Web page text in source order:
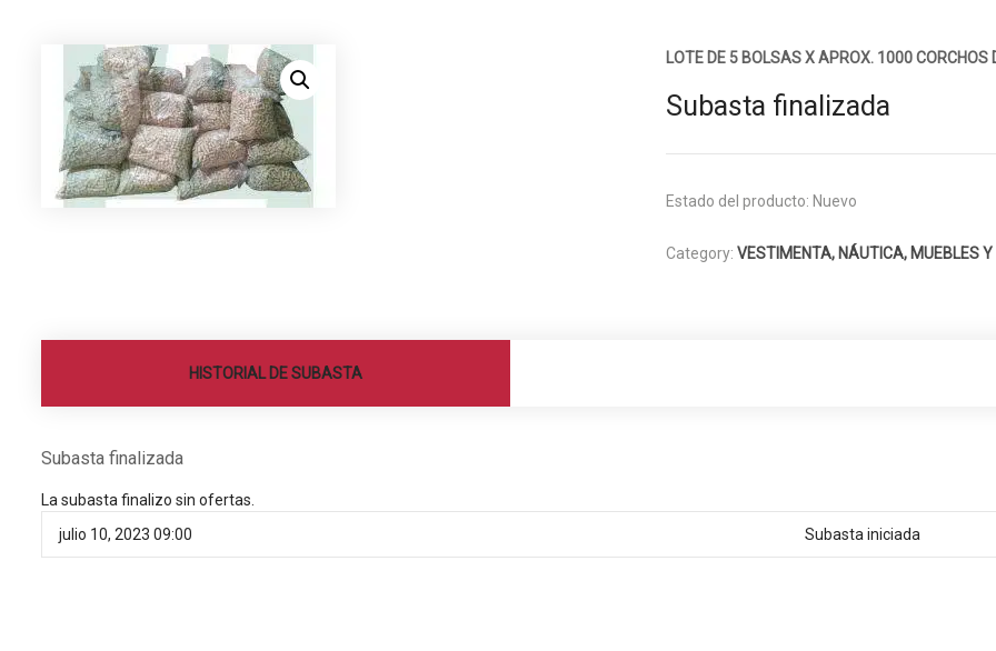
LOTE DE 5 BOLSAS X APROX. 1000 CORCHOS
Subasta finalizada
Estado del producto: Nuevo
Category: VESTIMENTA, NÁUTICA, MUEBLES
HISTORIAL DE SUBASTA
Subasta finalizada
La subasta finalizo sin ofertas.
julio 10, 2023 09:00
Subasta iniciada